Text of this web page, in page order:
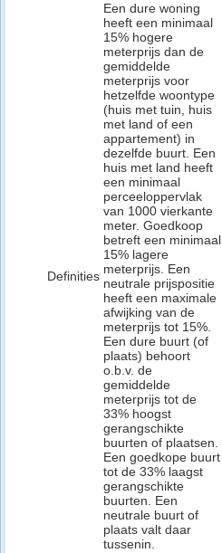
Definities
Een dure woning
heeft een minimaal
15% hogere
meterprijs dan de
gemiddelde
meterprijs voor
hetzelfde woontype
(huis met tuin, huis
met land of een
appartement) in
dezelfde buurt. Een
huis met land heeft
een minimaal
perceeloppervlak
van 1000 vierkante
meter. Goedkoop
betreft een minimaal
15% lagere
meterprijs. Een
neutrale prijspositie
heeft een maximale
afwijking van de
meterprijs tot 15%.
Een dure buurt (of
plaats) behoort
o.b.v. de
gemiddelde
meterprijs tot de
33% hoogst
gerangschikte
buurten of plaatsen.
Een goedkope buurt
tot de 33% laagst
gerangschikte
buurten. Een
neutrale buurt of
plaats valt daar
tussenin.